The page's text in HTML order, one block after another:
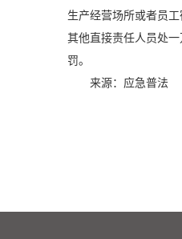
生产经营场所或者员
其他直接责任人员处
罚。
来源：应急普法